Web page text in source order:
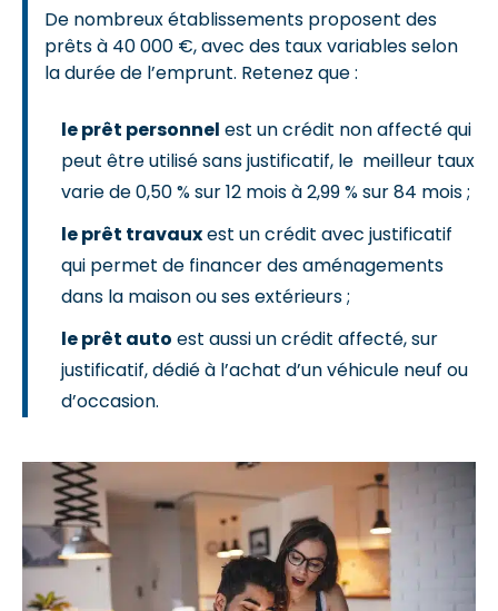
De nombreux établissements proposent des
prêts à 40 000 €, avec des taux variables selon
la durée de l’emprunt. Retenez que :
le prêt personnel est un crédit non affecté qui
peut être utilisé sans justificatif, le meilleur taux
varie de 0,50 % sur 12 mois à 2,99 % sur 84 mois ;
le prêt travauxest un crédit avec justificatif
qui permet de financer des aménagements
dans la maison ou ses extérieurs ;
le prêt auto est aussi un crédit affecté, sur
justificatif, dédié à l’achat d’un véhicule neuf ou
d’occasion.